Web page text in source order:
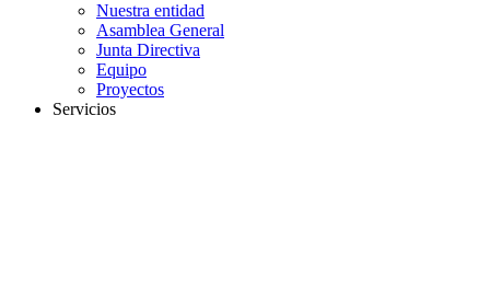
Nuestra entidad
Asamblea General
Junta Directiva
Equipo
Proyectos
Servicios